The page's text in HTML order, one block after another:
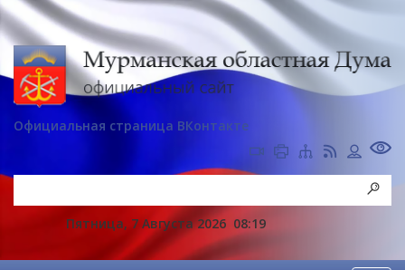
Официальная страница ВКонтакте
Пятница, 7 Августа 2026 08:19